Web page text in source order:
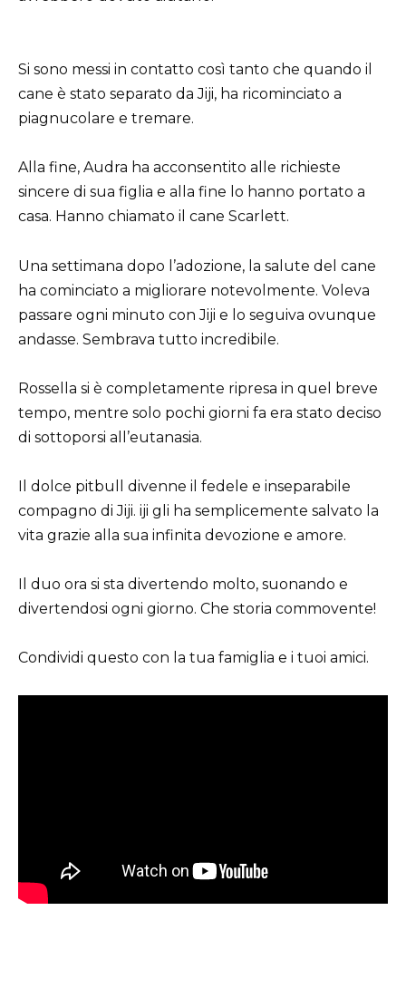
Si sono messi in contatto così tanto che quando il
cane è stato separato da Jiji, ha ricominciato a
piagnucolare e tremare.
Alla fine, Audra ha acconsentito alle richieste
sincere di sua figlia e alla fine lo hanno portato a
casa. Hanno chiamato il cane Scarlett.
Una settimana dopo l’adozione, la salute del cane
ha cominciato a migliorare notevolmente. Voleva
passare ogni minuto con Jiji e lo seguiva ovunque
andasse. Sembrava tutto incredibile.
Rossella si è completamente ripresa in quel breve
tempo, mentre solo pochi giorni fa era stato deciso
di sottoporsi all’eutanasia.
Il dolce pitbull divenne il fedele e inseparabile
compagno di Jiji. iji gli ha semplicemente salvato la
vita grazie alla sua infinita devozione e amore.
Il duo ora si sta divertendo molto, suonando e
divertendosi ogni giorno. Che storia commovente!
Condividi questo con la tua famiglia e i tuoi amici.